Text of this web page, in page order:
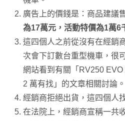
廣告上的價錢是：商品建議
為17萬元，活動特價為1萬6
這四個人之前從沒有在經銷
次會下訂數台重型機車，很
網站看到有關「RV250
2 萬有找」的文章相關討論。
經銷商拒絕出貨，這四個人
在法院上，經銷商宣稱一共